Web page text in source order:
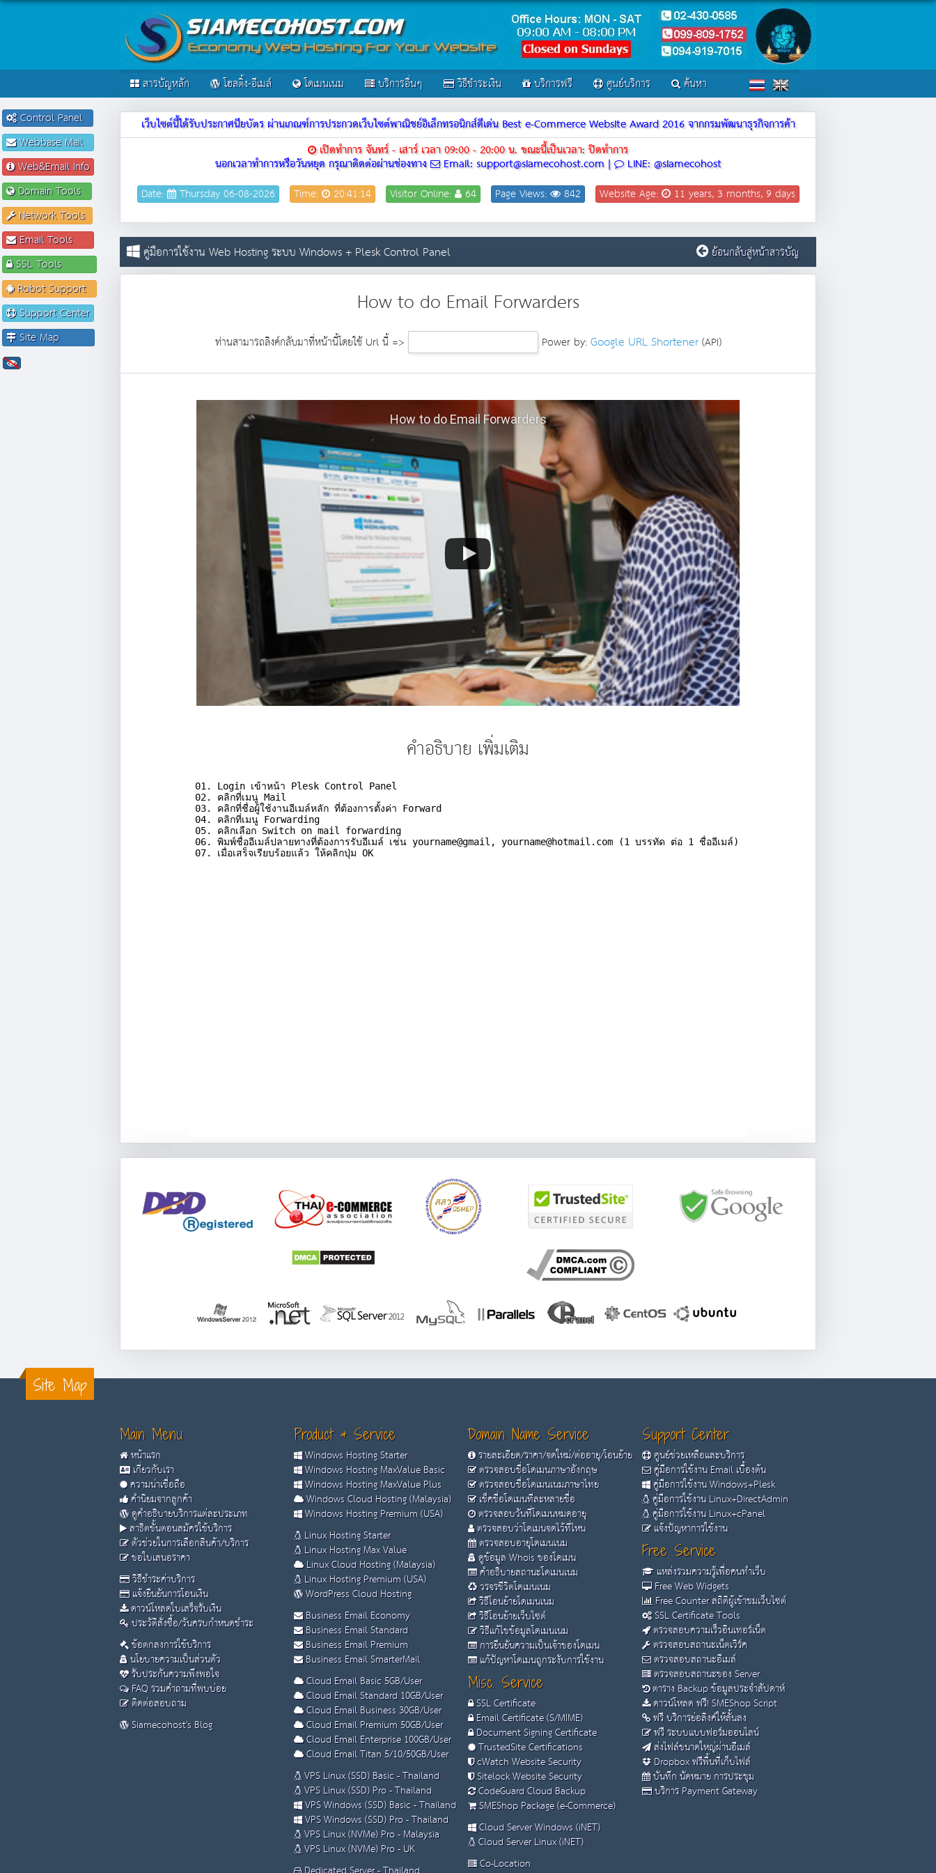
สารบัญหลัก โฮสติ้ง-อีเมล์ โดเมนเนม บริการอื่นๆ วิธีชำระเงิน บริการฟรี ศูนย์บริการ ค้นหา
เว็บไซต์นี้ได้รับประกาศนียบัตร ผ่านเกณฑ์การประกวดเว็บไซต์พาณิชย์อิเล็กทรอนิกส์ดีเด่น Best e-Commerce Website Award 2016 จากกรมพัฒนาธุรกิจการค้า
เปิดทำการ จันทร์ - เสาร์ เวลา 09:00 - 20:00 น.ขณะนี้เป็นเวลา: ปิดทำการ
นอกเวลาทำการหรือวันหยุด กรุณาติดต่อผ่านช่องทาง Email: support@siamecohost.com | LINE: @siamecohost
Date: Thursday 06-08-2026 Time: 20:41:14 Visitor Online: 64 Page Views: 842 Website Age: 11 years, 3 months, 9 days
คู่มือการใช้งาน Web Hosting ระบบ Windows + Plesk Control Panel ย้อนกลับสู่หน้าสารบัญ
How to do Email Forwarders
ท่านสามารถลิงค์กลับมาที่หน้านี้โดยใช้ Url นี้ => Power by:Google URL Shortener(API)
How to do Email Forwarders
คำอธิบาย เพิ่มเติม
Site Map
Main Menu
หน้าแรก
เกี่ยวกับเรา
ความน่าเชื่อถือ
คำนิยมจากลูกค้า
ดูคำอธิบายบริการแต่ละประเภท
สาธิตขั้นตอนสมัครใช้บริการ
ตัวช่วยในการเลือกสินค้า/บริการ
ขอใบเสนอราคา
วิธีชำระค่าบริการ
แจ้งยืนยันการโอนเงิน
ดาวน์โหลดใบเสร็จรับเงิน
ประวัติสั่งซื้อ/วันครบกำหนดชำระ
ข้อตกลงการใช้บริการ
นโยบายความเป็นส่วนตัว
รับประกันความพึงพอใจ
FAQ รวมคำถามที่พบบ่อย
ติดต่อสอบถาม
Siamecohost's Blog
Product & Service
Windows Hosting Starter
Windows Hosting MaxValue Basic
Windows Hosting MaxValue Plus
Windows Cloud Hosting (Malaysia)
Windows Hosting Premium (USA)
Linux Hosting Starter
Linux Hosting Max Value
Linux Cloud Hosting (Malaysia)
Linux Hosting Premium (USA)
WordPress Cloud Hosting
Business Email Economy
Business Email Standard
Business Email Premium
Business Email SmarterMail
Cloud Email Basic 5GB/User
Cloud Email Standard 10GB/User
Cloud Email Business 30GB/User
Cloud Email Premium 50GB/User
Cloud Email Enterprise 100GB/User
Cloud Email Titan 5/10/50GB/User
VPS Linux (SSD) Basic - Thailand
VPS Linux (SSD) Pro - Thailand
VPS Windows (SSD) Basic - Thailand
VPS Windows (SSD) Pro - Thailand
VPS Linux (NVMe) Pro - Malaysia
VPS Linux (NVMe) Pro - UK
Domain Name Service
รายละเอียด/ราคา/จดใหม่/ต่ออายุ/โอนย้าย
ตรวจสอบชื่อโดเมนภาษาอังกฤษ
ตรวจสอบชื่อโดเมนเนมภาษาไทย
เช็คชื่อโดเมนทีละหลายชื่อ
ตรวจสอบวันที่โดเมนหมดอายุ
ตรวจสอบว่าโดเมนจดไว้ที่ไหน
ตรวจสอบอายุโดเมนเนม
ดูข้อมูล Whois ของโดเมน
คำอธิบายสถานะโดเมนเนม
วรจรชีวิตโดเมนเนม
วิธีโอนย้ายโดเมนเนม
วิธีโอนย้ายเว็บไซต์
วิธีแก้ไขข้อมูลโดเมนเนม
การยืนยันความเป็นเจ้าของโดเมน
แก้ปัญหาโดเมนถูกระงับการใช้งาน
Misc. Service
SSL Certificate
Email Certificate (S/MIME)
Document Signing Certificate
TrustedSite Certifications
cWatch Website Security
Sitelock Website Security
CodeGuard Cloud Backup
SMEShop Package (e-Commerce)
Cloud Server Windows (iNET)
Cloud Server Linux (iNET)
Co-Location
Support Center
ศูนย์ช่วยเหลือและบริการ
คู่มือการใช้งาน Email เบื้องต้น
คู่มือการใช้งาน Windows+Plesk
คู่มือการใช้งาน Linux+DirectAdmin
คู่มือการใช้งาน Linux+cPanel
แจ้งปัญหาการใช้งาน
Free Service
แหล่งรวมความรู้เพื่อคนทำเว็บ
Free Web Widgets
Free Counter สถิติผู้เข้าชมเว็บไซต์
SSL Certificate Tools
ตรวจสอบความเร็วอินเทอร์เน็ต
ตรวจสอบสถานะเน็ตเวิร์ค
ตรวจสอบสถานะอีเมล์
ตรวจสอบสถานะของ Server
ตาราง Backup ข้อมูลประจำสัปดาห์
ดาวน์โหลด ฟรี! SMEShop Script
ฟรี บริการย่อลิงค์ให้สั้นลง
ฟรี ระบบแบบฟอร์มออนไลน์
ส่งไฟล์ขนาดใหญ่ผ่านอีเมล์
Dropbox ฟรีพื้นที่เก็บไฟล์
บันทึก นัดหมาย การประชุม
บริการ Payment Gateway
Control Panel
Webbase Mail
Web&Email Info
Domain Tools
Network Tools
Email Tools
SSL Tools
Robot Support
Support Center
Site Map